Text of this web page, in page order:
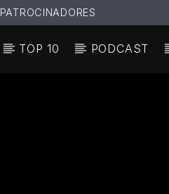
PATROCINADORES
TOP 10 PODCAST